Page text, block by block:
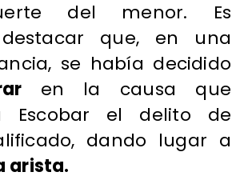
del menor. Es
que, en una
se había decidido
en la causa que
Escobar el delito de
dando lugar a
arista.